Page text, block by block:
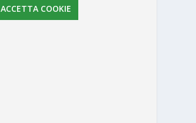
ACCETTA COOKIE